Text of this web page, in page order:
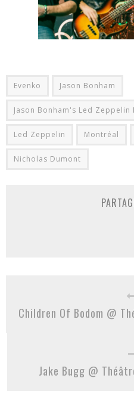
Evenko Jason Bonham
Jason Bonham's Led Zeppelin
Led Zeppelin Montréal
Nicholas Dumont
Children Of Bodom @
Jake Bugg @